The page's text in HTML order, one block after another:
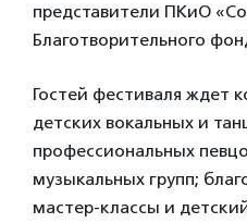
представители ПКиО
Благотворительного
Гостей фестиваля ждет
детских вокальных и
профессиональных
музыкальных групп;
мастер-классы и